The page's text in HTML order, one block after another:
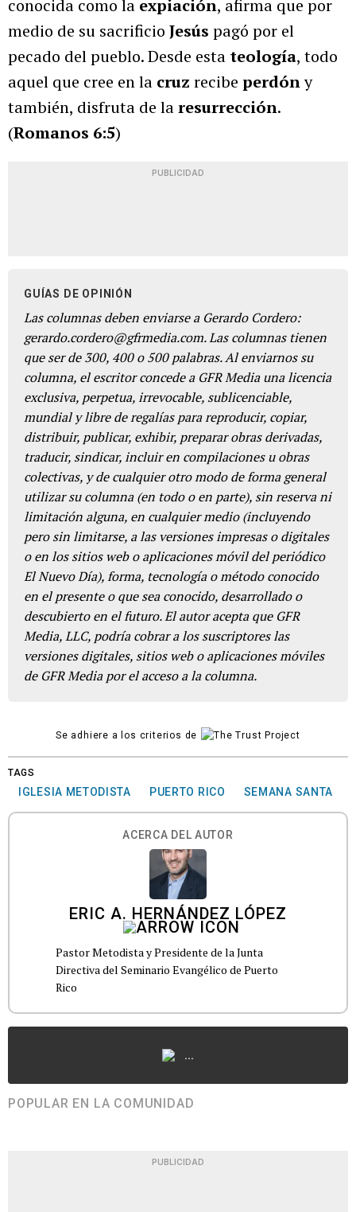
conocida como la expiación, afirma que por
medio de su sacrificio Jesús pagó por el
pecado del pueblo. Desde esta teología, todo
aquel que cree en la cruz recibe perdóny
también, disfruta de laresurrección.
(Romanos 6:5)
PUBLICIDAD
GUÍAS DE OPINIÓN
Las columnas deben enviarse a Gerardo Cordero:
gerardo.cordero@gfrmedia.com. Las columnas tienen
que ser de 300, 400 o 500 palabras. Al enviarnos su
columna, el escritor concede a GFR Media una licencia
exclusiva, perpetua, irrevocable, sublicenciable,
mundial y libre de regalías para reproducir, copiar,
distribuir, publicar, exhibir, preparar obras derivadas,
traducir, sindicar, incluir en compilaciones u obras
colectivas, y de cualquier otro modo de forma general
utilizar su columna (en todo o en parte), sin reserva ni
limitación alguna, en cualquier medio (incluyendo
pero sin limitarse, a las versiones impresas o digitales
o en los sitios web o aplicaciones móvil del periódico
El Nuevo Día), forma, tecnología o método conocido
en el presente o que sea conocido, desarrollado o
descubierto en el futuro. El autor acepta que GFR
Media, LLC, podría cobrar a los suscriptores las
versiones digitales, sitios web o aplicaciones móviles
de GFR Media por el acceso a la columna.
Se adhiere a los criterios de
TAGS
IGLESIA METODISTA PUERTO RICO SEMANA SANTA
ACERCA DEL AUTOR
ERIC A. HERNÁNDEZ LÓPEZ
Pastor Metodista y Presidente de la Junta
Directiva del Seminario Evangélico de Puerto
Rico
...
POPULAR EN LA COMUNIDAD
PUBLICIDAD